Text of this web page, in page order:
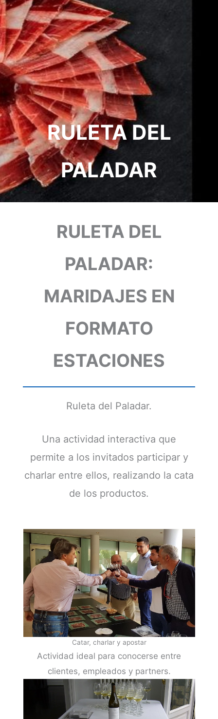
RULETA DEL
PALADAR
RULETA DEL
PALADAR:
MARIDAJES EN
FORMATO
ESTACIONES
Ruleta del Paladar.
Una actividad interactiva que
permite a los invitados participar y
charlar entre ellos, realizando la cata
de los productos.
Catar, charlar y apostar
Actividad ideal para conocerse entre
clientes, empleados y partners.